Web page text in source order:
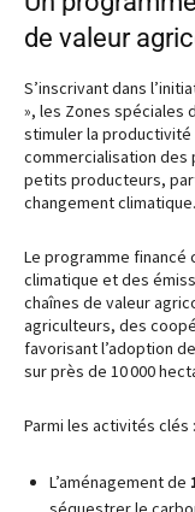
de valeur
S’inscrivant dans
», les Zones spéciales
stimuler la productivité
commercialisation des
petits producteurs,
changement climatique.
Le programme financé
climatique et des
chaînes de valeur
agriculteurs, des
favorisant l’adoption
sur près de 10 000
Parmi les activités clés :
L’aménagement de